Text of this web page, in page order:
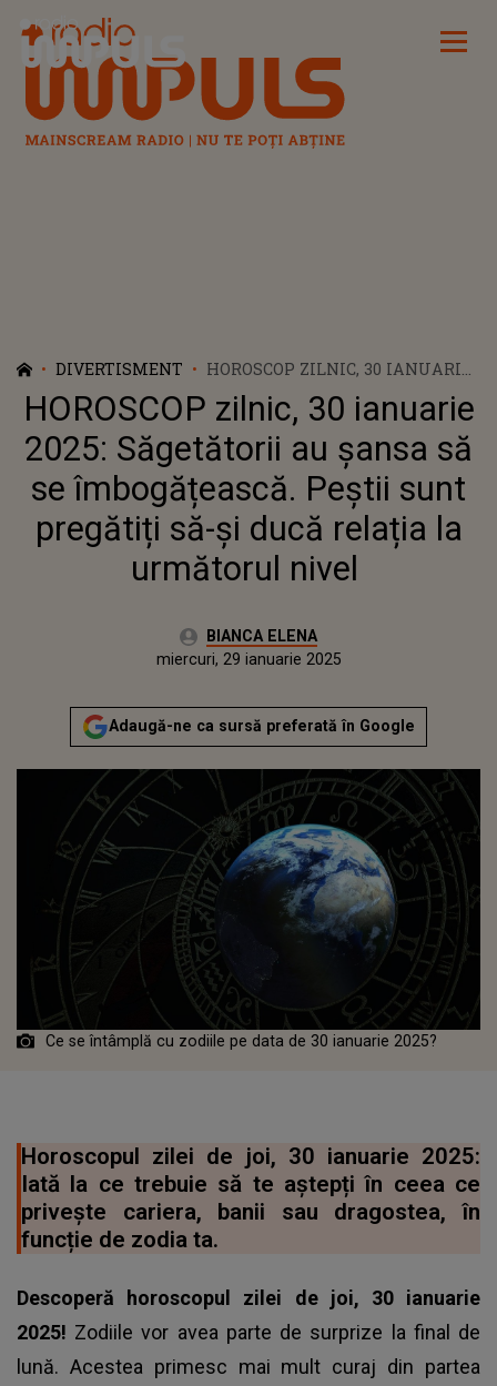
Radio Impuls
DIVERTISMENT
HOROSCOP ZILNIC, 30 IANUARIE
2025: SĂGETĂTORII AU ȘANSA SĂ
SE ÎMBOGĂȚEASCĂ. PEȘTII SUNT
PREGĂTIȚI SĂ-ȘI DUCĂ RELAȚIA
LA URMĂTORUL NIVEL
HOROSCOP zilnic, 30 ianuarie
2025: Săgetătorii au șansa să
se îmbogățească. Peștii sunt
pregătiți să-și ducă relația la
următorul nivel
Autor:BIANCA ELENA
miercuri, 29 ianuarie 2025
Actualizat:
miercuri, 29 ianuarie 2025
Adaugă-ne ca sursă preferată în Google
Ce se întâmplă cu zodiile pe data de 30 ianuarie 2025?
Horoscopul zilei de joi, 30 ianuarie 2025:
Iată la ce trebuie să te aștepți în ceea ce
privește cariera, banii sau dragostea, în
funcție de zodia ta.
Descoperă horoscopul zilei de joi, 30 ianuarie
2025! Zodiile vor avea parte de surprize la final de
lună. Acestea primesc mai mult curaj din partea